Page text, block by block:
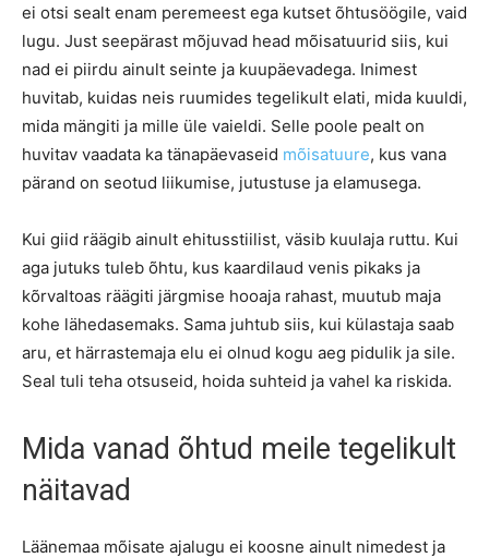
ei otsi sealt enam peremeest ega kutset õhtusöögile, vaid
lugu. Just seepärast mõjuvad head mõisatuurid siis, kui
nad ei piirdu ainult seinte ja kuupäevadega. Inimest
huvitab, kuidas neis ruumides tegelikult elati, mida kuuldi,
mida mängiti ja mille üle vaieldi. Selle poole pealt on
huvitav vaadata ka tänapäevaseid mõisatuure, kus vana
pärand on seotud liikumise, jutustuse ja elamusega.
Kui giid räägib ainult ehitusstiilist, väsib kuulaja ruttu. Kui
aga jutuks tuleb õhtu, kus kaardilaud venis pikaks ja
kõrvaltoas räägiti järgmise hooaja rahast, muutub maja
kohe lähedasemaks. Sama juhtub siis, kui külastaja saab
aru, et härrastemaja elu ei olnud kogu aeg pidulik ja sile.
Seal tuli teha otsuseid, hoida suhteid ja vahel ka riskida.
Mida vanad õhtud meile tegelikult
näitavad
Läänemaa mõisate ajalugu ei koosne ainult nimedest ja